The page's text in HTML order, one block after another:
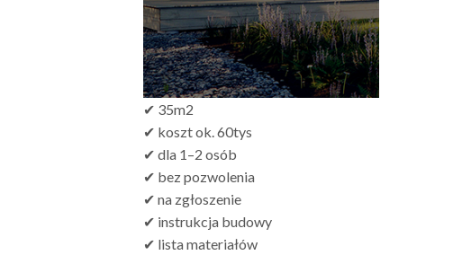
✔ 35m2
✔ koszt ok. 60tys
✔ dla 1–2 osób
✔ bez pozwolenia
✔ na zgłoszenie
✔ instrukcja budowy
✔ lista materiałów